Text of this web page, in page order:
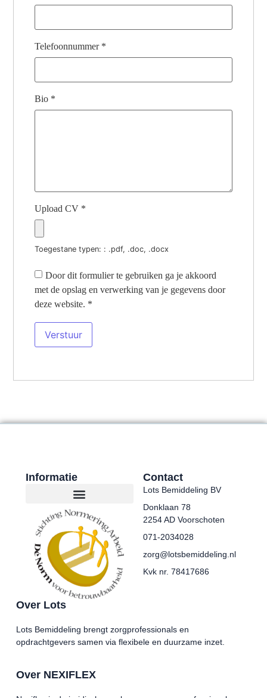
Telefoonnummer *
Bio *
Upload CV *
Toegestane typen: : .pdf, .doc, .docx
Door dit formulier te gebruiken ga je akkoord
met de opslag en verwerking van je gegevens door
deze website. *
Over Lots
Lots Bemiddeling brengt zorgprofessionals en
opdrachtgevers samen via flexibele en duurzame inzet.
Over NEXIFLEX
Informatie Contact
Lots Bemiddeling BV
Donklaan 78
2254 AD Voorschoten
071-2034028
zorg@lotsbemiddeling.nl
Kvk nr. 78417686